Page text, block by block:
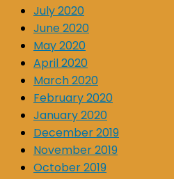
July 2020
June 2020
May 2020
April 2020
March 2020
February 2020
January 2020
December 2019
November 2019
October 2019